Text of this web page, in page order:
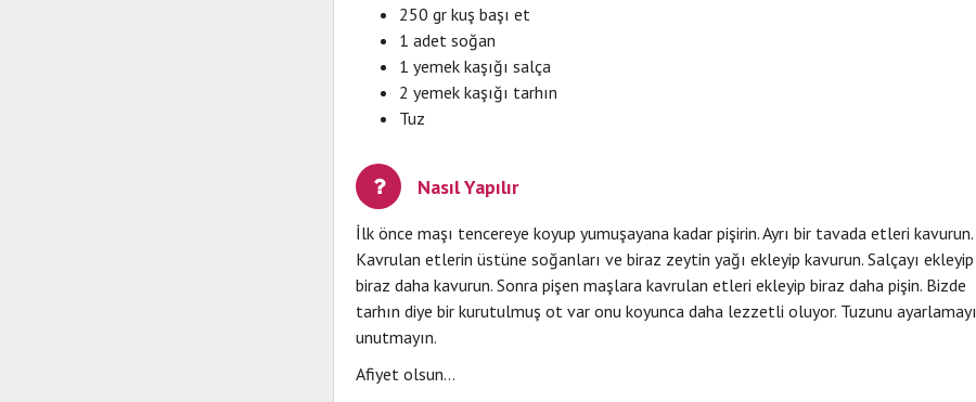
250 gr kuş başı et
1 adet soğan
1 yemek kaşığı salça
2 yemek kaşığı tarhın
Tuz
Nasıl Yapılır
İlk önce maşı tencereye koyup yumuşayana kadar pişirin. Ayrı bir tavada etleri kavurun.
Kavrulan etlerin üstüne soğanları ve biraz zeytin yağı ekleyip kavurun. Salçayı ekleyip
biraz daha kavurun. Sonra pişen maşlara kavrulan etleri ekleyip biraz daha pişin. Bizde
tarhın diye bir kurutulmuş ot var onu koyunca daha lezzetli oluyor. Tuzunu ayarlamayı
unutmayın.
Afiyet olsun...